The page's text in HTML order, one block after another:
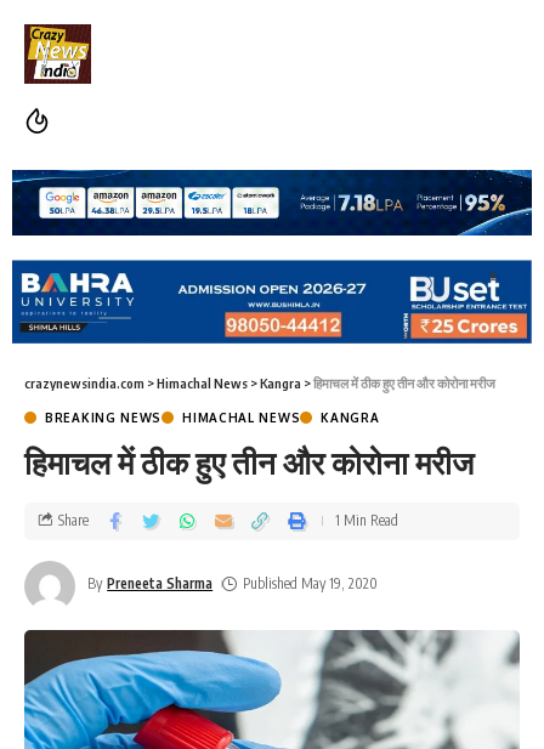
crazynewsindia.com >Himachal News >Kangra >हिमाचल में ठीक हुए तीन और कोरोना मरीज
BREAKING NEWS HIMACHAL NEWS KANGRA
हिमाचल में ठीक हुए तीन और कोरोना मरीज
By Preneeta Sharma Published May 19, 2020
Share 1 Min Read